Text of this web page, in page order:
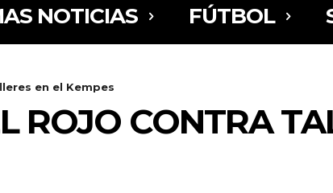
NOTICIAS FÚTBOL
en el Kempes
ROJO CONTRA